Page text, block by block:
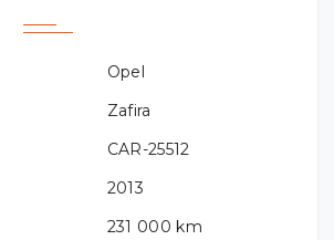
Opel
Zafira
CAR-25512
2013
231 000 km